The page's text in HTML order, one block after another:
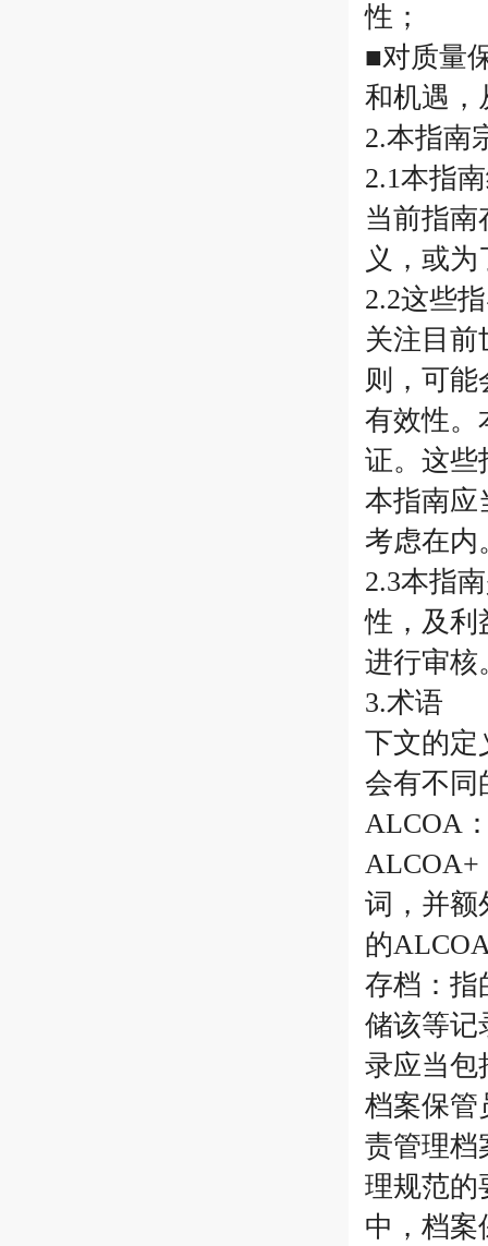
性；
■对质量
和机遇，
2.本指南
2.1本指
当前指
义，或
2.2这些
关注目
则，可
有效性。
证。这些
本指南应
考虑在内
2.3本指
性，及利
进行审核
3.术语
下文的定
会有不同
ALCOA
ALCOA+
词，并
的
存档：指
储该等记
录应当包
档案保管
责管理档
理规范的
中，档案